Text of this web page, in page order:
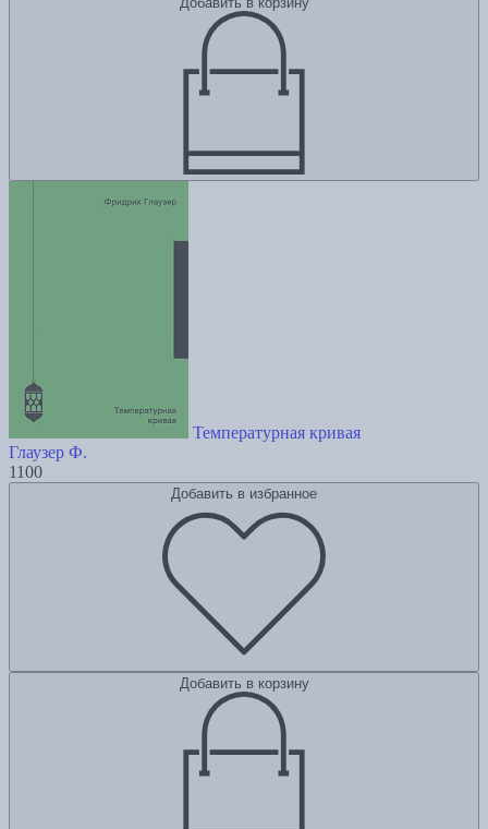
Температурная кривая
Глаузер Ф.
1100
Добавить в избранное
Добавить в корзину